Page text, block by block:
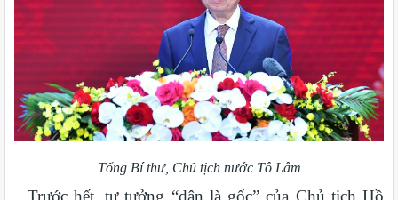
Tổng Bí thư, Chủ tịch nước Tô Lâm